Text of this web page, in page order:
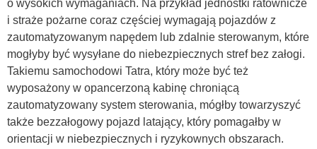
o wysokich wymaganiach. Na przykład jednostki ratownicze
i straże pożarne coraz częściej wymagają pojazdów z
zautomatyzowanym napędem lub zdalnie sterowanym, które
mogłyby być wysyłane do niebezpiecznych stref bez załogi.
Takiemu samochodowi Tatra, który może być też
wyposażony w opancerzoną kabinę chroniącą
zautomatyzowany system sterowania, mógłby towarzyszyć
także bezzałogowy pojazd latający, który pomagałby w
orientacji w niebezpiecznych i ryzykownych obszarach.